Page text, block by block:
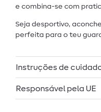
e combina-se com
Seja desportivo,
perfeita para o teu
Instruções de
Responsável pela UE